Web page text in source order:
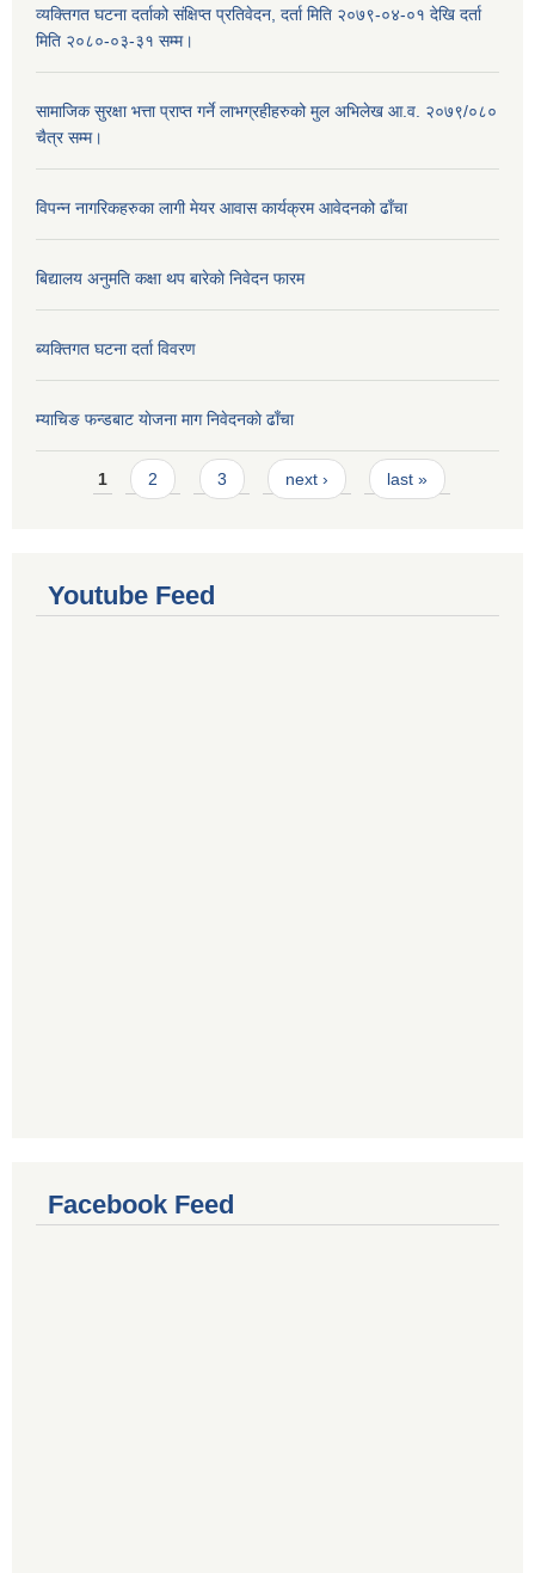
व्यक्तिगत घटना दर्ताको संक्षिप्त प्रतिवेदन, दर्ता मिति २०७९-०४-०१ देखि दर्ता
मिति २०८०-०३-३१ सम्म।
सामाजिक सुरक्षा भत्ता प्राप्त गर्ने लाभग्रहीहरुको मुल अभिलेख आ.व. २०७९/०८०
चैत्र सम्म।
विपन्न नागरिकहरुका लागी मेयर आवास कार्यक्रम आवेदनको ढाँचा
बिद्यालय अनुमति कक्षा थप बारेकाे निवेदन फारम
ब्यक्तिगत घटना दर्ता विवरण
म्याचिङ फन्डबाट याेजना माग निवेदनकाे ढाँचा
Pages
1 2 3 next › last »
Youtube Feed
Facebook Feed